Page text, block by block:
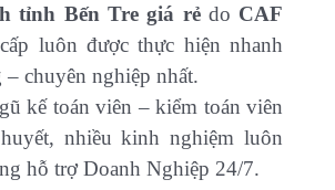
tỉnh Bến Tre giá rẻdo CAF
luôn được thực hiện nhanh
– chuyên nghiệp nhất.
kế toán viên – kiểm toán viên
nhiều kinh nghiệm luôn
hỗ trợ Doanh Nghiệp 24/7.